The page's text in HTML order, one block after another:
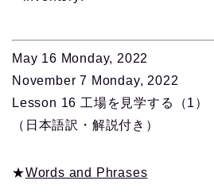
May 16 Monday, 2022
November 7 Monday, 2022
Lesson 16 工場を見学する（1）
（日本語訳・解説付き）
★Words and Phrases